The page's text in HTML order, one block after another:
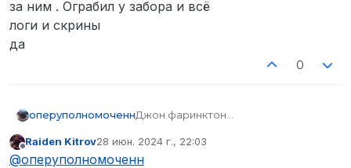
за ним . Ограбил у забора и всё
логи и скрины
да
0
оперуполномоченнДжон фаринктон
webmorak
незнаю
Raiden Kitrov28 июн. 2024 г., 22:03
отредактировано
@оперуполномоченн